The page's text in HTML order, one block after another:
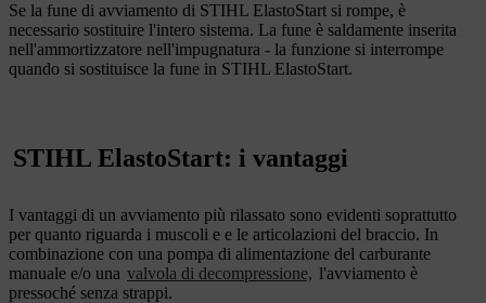
Se la fune di avviamento di STIHL ElastoStart si rompe, è
necessario sostituire l'intero sistema. La fune è saldamente inserita
nell'ammortizzatore nell'impugnatura - la funzione si interrompe
quando si sostituisce la fune in STIHL ElastoStart.
STIHL ElastoStart: i vantaggi
I vantaggi di un avviamento più rilassato sono evidenti soprattutto
per quanto riguarda i muscoli e e le articolazioni del braccio. In
combinazione con una pompa di alimentazione del carburante
manuale e/o una valvola di decompressione, l'avviamento è
pressoché senza strappi.